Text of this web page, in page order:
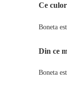
Ce
Boneta
Din ce
Boneta